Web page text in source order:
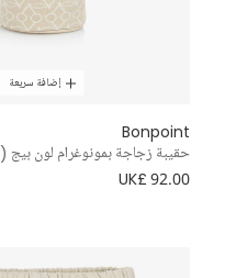
إضافة سريعة
Bonpoint
حقيبة زجاجة بمونوغرام لون بيج (21 سم)
UK£ 92.00